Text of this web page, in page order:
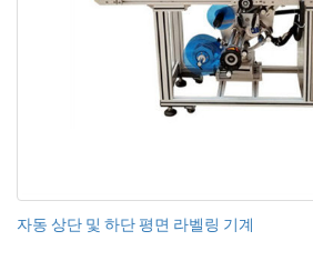
자동 상단 및 하단 평면 라벨링 기계